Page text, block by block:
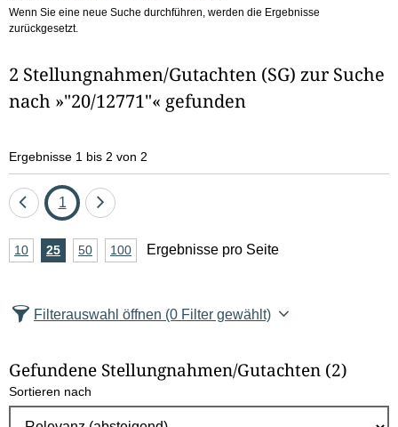
m
h
Wenn Sie eine neue Suche durchführen, werden die Ergebnisse
zurückgesetzt.
2 Stellungnahmen/Gutachten (SG) zur Suche
nach »"20/12771"« gefunden
Ergebnisse 1 bis 2 von 2
Eine
zurück
Seite
1
Eine
vor
A
z
l
E
10Ergebnisse
25Ergebnisse
50Ergebnisse
100Ergebnisse
Ergebnisse pro Seite
Filterauswahl öffnen (0 Filter gewählt)
Gefundene Stellungnahmen/⁠Gutachten (2)
Sortieren nach